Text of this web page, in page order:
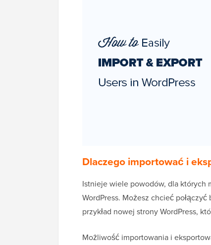
Dlaczego importować i
Istnieje wiele powodów, dla których
WordPress. Możesz chcieć
przykład nowej strony WordPress,
Możliwość importowania i